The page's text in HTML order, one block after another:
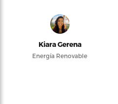
Kiara Gerena
Energía Renovable